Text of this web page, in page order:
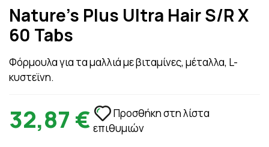
Nature's Plus Ultra Hair S/R X
60 Tabs
Φόρμουλα για τα μαλλιά με βιταμίνες, μέταλλα, L-
κυστεϊνη.
32,87 €
Προσθήκη στη λίστα
επιθυμιών